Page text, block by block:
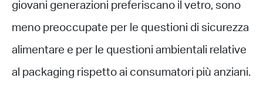
giovani generazioni preferiscano il vetro, sono
meno preoccupate per le questioni di sicurezza
alimentare e per le questioni ambientali relative
al packaging rispetto ai consumatori più anziani.